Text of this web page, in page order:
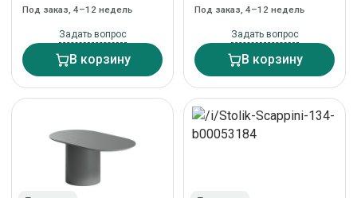
156815
Под заказ, 4–12 недель
Задать вопрос
В корзину
Под заказ, 4–12 недель
Задать вопрос
В корзину